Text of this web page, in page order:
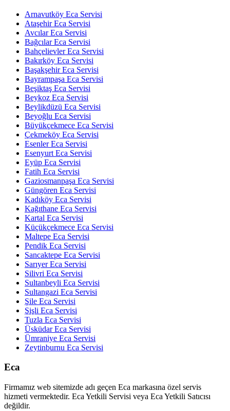
Arnavutköy Eca Servisi
Ataşehir Eca Servisi
Avcılar Eca Servisi
Bağcılar Eca Servisi
Bahçelievler Eca Servisi
Bakırköy Eca Servisi
Başakşehir Eca Servisi
Bayrampaşa Eca Servisi
Beşiktaş Eca Servisi
Beykoz Eca Servisi
Beylikdüzü Eca Servisi
Beyoğlu Eca Servisi
Büyükçekmece Eca Servisi
Çekmeköy Eca Servisi
Esenler Eca Servisi
Esenyurt Eca Servisi
Eyüp Eca Servisi
Fatih Eca Servisi
Gaziosmanpaşa Eca Servisi
Güngören Eca Servisi
Kadıköy Eca Servisi
Kağıthane Eca Servisi
Kartal Eca Servisi
Küçükçekmece Eca Servisi
Maltepe Eca Servisi
Pendik Eca Servisi
Sancaktepe Eca Servisi
Sarıyer Eca Servisi
Silivri Eca Servisi
Sultanbeyli Eca Servisi
Sultangazi Eca Servisi
Şile Eca Servisi
Şişli Eca Servisi
Tuzla Eca Servisi
Üsküdar Eca Servisi
Ümraniye Eca Servisi
Zeytinburnu Eca Servisi
Eca
Firmamız web sitemizde adı geçen Eca markasına özel servis
hizmeti vermektedir. Eca Yetkili Servisi veya Eca Yetkili Satıcısı
değildir.